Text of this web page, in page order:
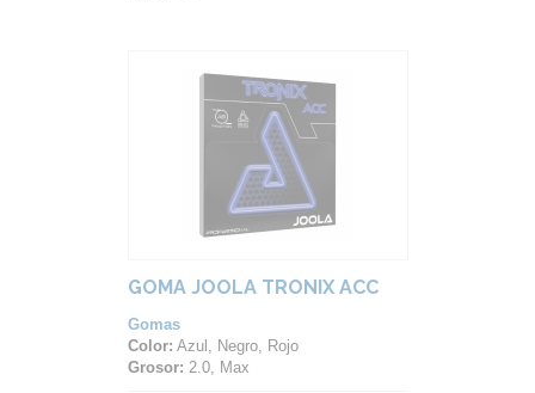
GOMA JOOLA TRONIX ACC
Gomas
Color: Azul, Negro, Rojo
Grosor: 2.0, Max